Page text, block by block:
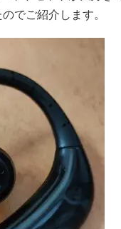
でご紹介します。